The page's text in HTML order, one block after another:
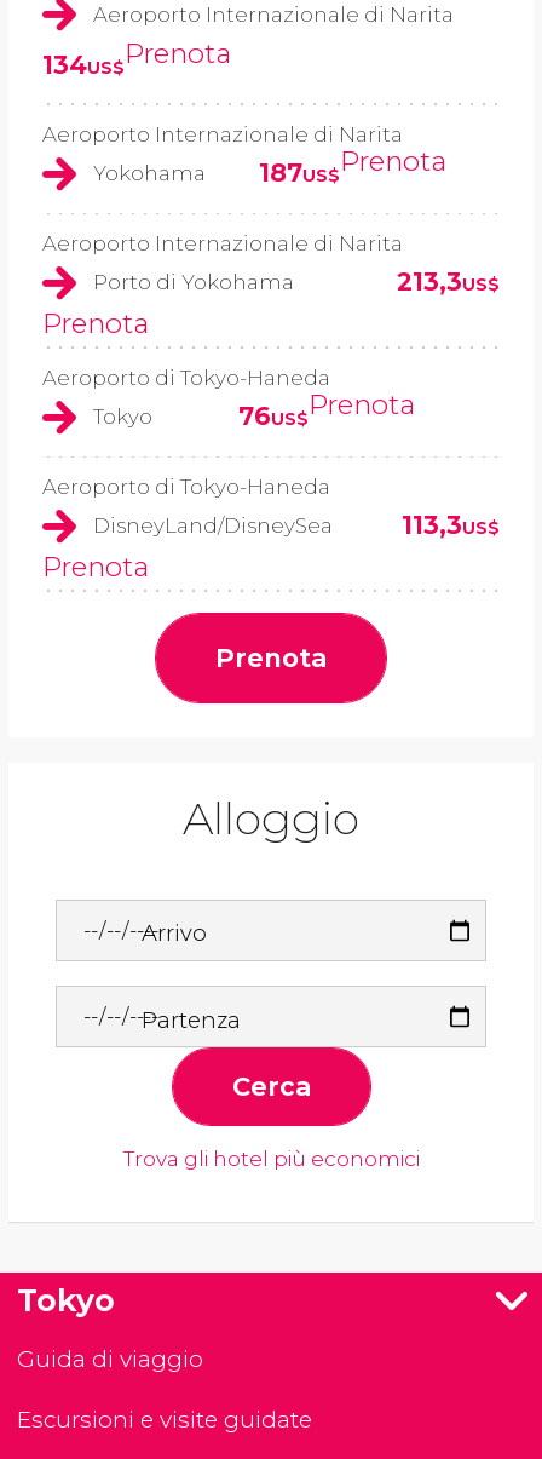
Aeroporto Internazionale di Narita
134US$Prenota
Aeroporto Internazionale di Narita
Yokohama
187US$Prenota
Aeroporto Internazionale di Narita
Porto di Yokohama
213,3US$
Prenota
Aeroporto di Tokyo-Haneda
Tokyo
76US$Prenota
Aeroporto di Tokyo-Haneda
DisneyLand/DisneySea
113,3US$
Prenota
Prenota
Alloggio
Arrivo
Partenza
Cerca
Trova gli hotel più economici
Tokyo
Guida di viaggio
Escursioni e visite guidate